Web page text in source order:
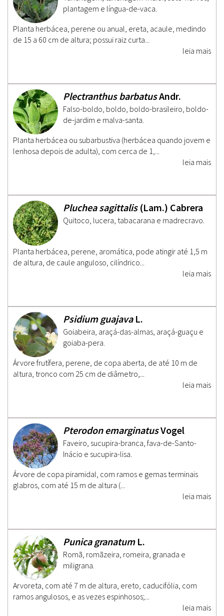
plantagem e língua-de-vaca.
Planta herbácea, perene ou anual, ereta, acaule, medindo
de 15 a 60 cm de altura; possui raiz curta...
leia mais
Plectranthus barbatusAndr.
Falso-boldo, boldo, boldo-brasileiro, boldo-
de-jardim e malva-santa.
Planta herbácea ou subarbustiva (herbácea quando jovem e
lenhosa depois de adulta), com cerca de 1,...
leia mais
Pluchea sagittalis (Lam.) Cabrera
Quitoco, lucera, tabacarana e madrecravo.
Planta herbácea, perene, aromática, pode atingir até 1,5 m
de altura, de caule anguloso, cilíndrico...
leia mais
Psidium guajava L.
Goiabeira, araçá-das-almas, araçá-guaçu e
goiaba-pera.
Árvore frutífera, perene, de copa aberta, de até 10 m de
altura, tronco com 25 cm de diâmetro,...
leia mais
Pterodon emarginatusVogel
Faveiro, sucupira-branca, fava-de-Santo-
Inácio e sucupira-lisa.
Árvore de copa piramidal, com ramos e gemas terminais
glabros, com até 15 m de altura (...
leia mais
Punica granatum L.
Romã, romãzeira, romeira, granada e
miligrana.
Arvoreta, com até 7 m de altura, ereto, caducifólia, com
ramos angulosos, e as vezes espinhosos;...
leia mais